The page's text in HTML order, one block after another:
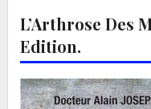
L’Arthrose Des
Edition.